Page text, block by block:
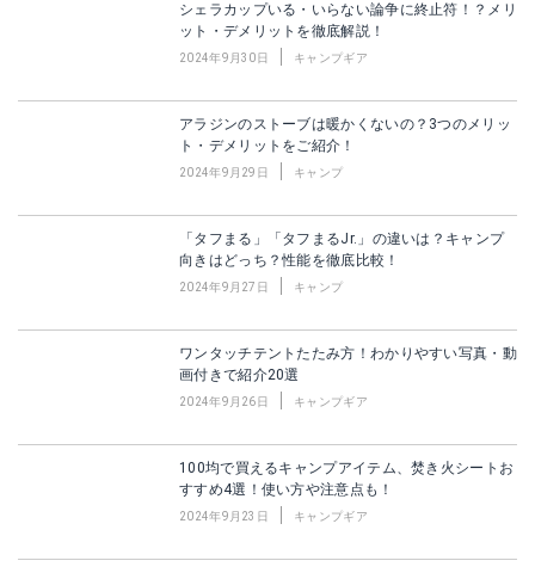
シェラカップいる・いらない論争に終止符！？メリ
ット・デメリットを徹底解説！
2024年9月30日 キャンプギア
アラジンのストーブは暖かくないの？3つのメリッ
ト・デメリットをご紹介！
2024年9月29日 キャンプ
「タフまる」「タフまるJr.」の違いは？キャンプ
向きはどっち？性能を徹底比較！
2024年9月27日 キャンプ
ワンタッチテントたたみ方！わかりやすい写真・動
画付きで紹介20選
2024年9月26日 キャンプギア
100均で買えるキャンプアイテム、焚き火シートお
すすめ4選！使い方や注意点も！
2024年9月23日 キャンプギア